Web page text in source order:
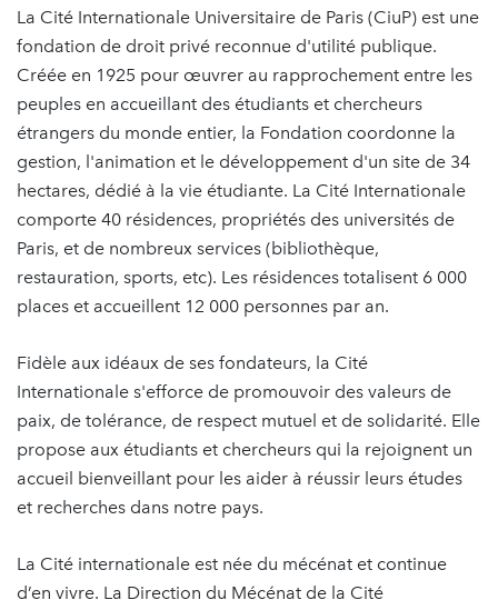
La Cité Internationale Universitaire de Paris (CiuP) est une
fondation de droit privé reconnue d'utilité publique.
Créée en 1925 pour œuvrer au rapprochement entre les
peuples en accueillant des étudiants et chercheurs
étrangers du monde entier, la Fondation coordonne la
gestion, l'animation et le développement d'un site de 34
hectares, dédié à la vie étudiante. La Cité Internationale
comporte 40 résidences, propriétés des universités de
Paris, et de nombreux services (bibliothèque,
restauration, sports, etc). Les résidences totalisent 6 000
places et accueillent 12 000 personnes par an.
Fidèle aux idéaux de ses fondateurs, la Cité
Internationale s'efforce de promouvoir des valeurs de
paix, de tolérance, de respect mutuel et de solidarité. Elle
propose aux étudiants et chercheurs qui la rejoignent un
accueil bienveillant pour les aider à réussir leurs études
et recherches dans notre pays.
La Cité internationale est née du mécénat et continue
d’en vivre. La Direction du Mécénat de la Cité